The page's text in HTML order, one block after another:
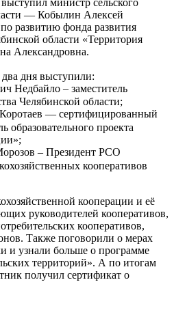
— Кобылин Алексей
развитию фонда развития
области «Территория
Александровна.
дня выступили:
Недбайло – заместитель
Челябинской области;
— сертифицированный
образовательного проекта
– Президент РСО
кооперативов
кооперации и её
руководителей кооперативов,
кооперативов,
Также поговорили о мерах
и узнали больше о программе
территорий». А по итогам
получил сертификат о